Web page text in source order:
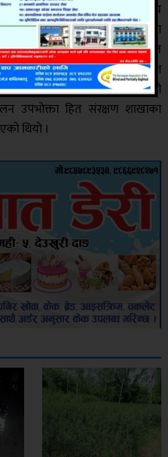
घर्ती,तुलसीपुर उद्योग वाणिज्य
रिजाल,सरसफाई शाखाका
जनप्रवर्धन शाखाका विमल
वाणिज्य संघका सदस्य दिपेश
घिमिरे लगाएकाले बोल्नुभएको थियो
उपभोक्ता हित संरक्षण शाखाका
थियो ।